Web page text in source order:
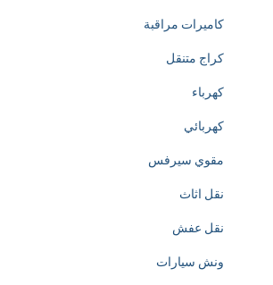
p
s
w
w
كاميرات مراقبة
كراج متنقل
كهرباء
كهربائي
مقوي سيرفس
نقل اثاث
نقل عفش
ونش سيارات